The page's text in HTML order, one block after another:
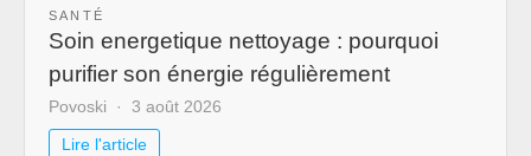
SANTÉ
Soin energetique nettoyage : pourquoi
purifier son énergie régulièrement
Povoski 3 août 2026
Lire l'article